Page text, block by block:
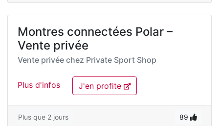
Montres connectées Polar –
Vente privée
Vente privée chez Private Sport Shop
Plus d'infos J'en profite
Plus que 2 jours 89